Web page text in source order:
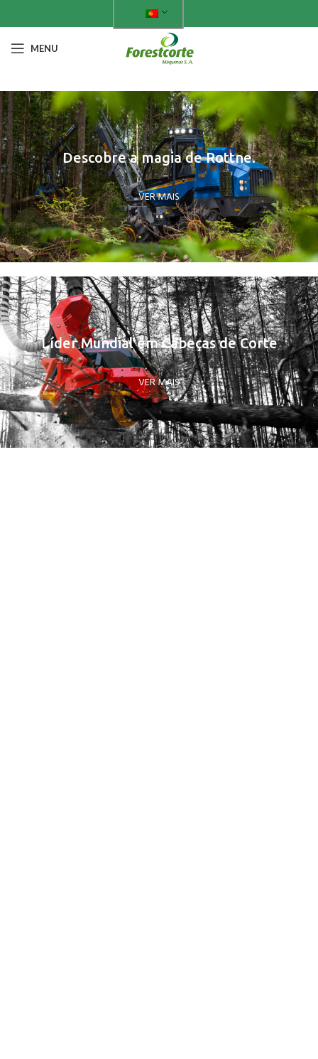
MENU
Descobre a magia de Rottne.
VER MAIS
Líder Mundial em Cabeças de Corte
VER MAIS